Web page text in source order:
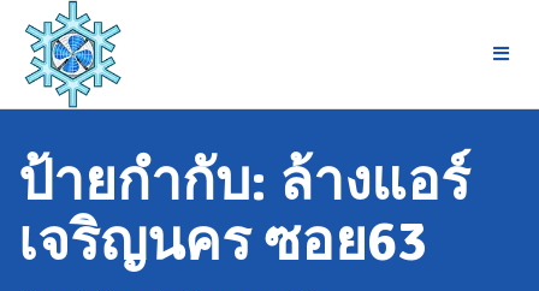
content
ป้ายกำกับ: ล้างแอร์
เจริญนคร ซอย63